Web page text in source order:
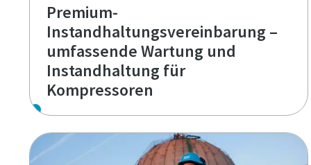
Premium-
Instandhaltungsvereinbarung –
umfassende Wartung und
Instandhaltung für
Kompressoren